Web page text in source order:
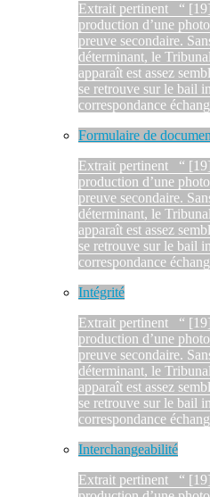
Extrait pertinent “
production d’une
preuve secondaire.
déterminant, le
apparaît est assez
se retrouve sur le bail
correspondance
Formulaire de
Extrait pertinent “
production d’une
preuve secondaire.
déterminant, le
apparaît est assez
se retrouve sur le bail
correspondance
Intégrité
Extrait pertinent “
production d’une
preuve secondaire.
déterminant, le
apparaît est assez
se retrouve sur le bail
correspondance
Interchangeabilité
Extrait pertinent “